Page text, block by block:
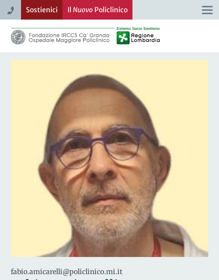
Sostienici Il NuovoPoliclinico
fabio.amicarelli@policlinico.mi.it